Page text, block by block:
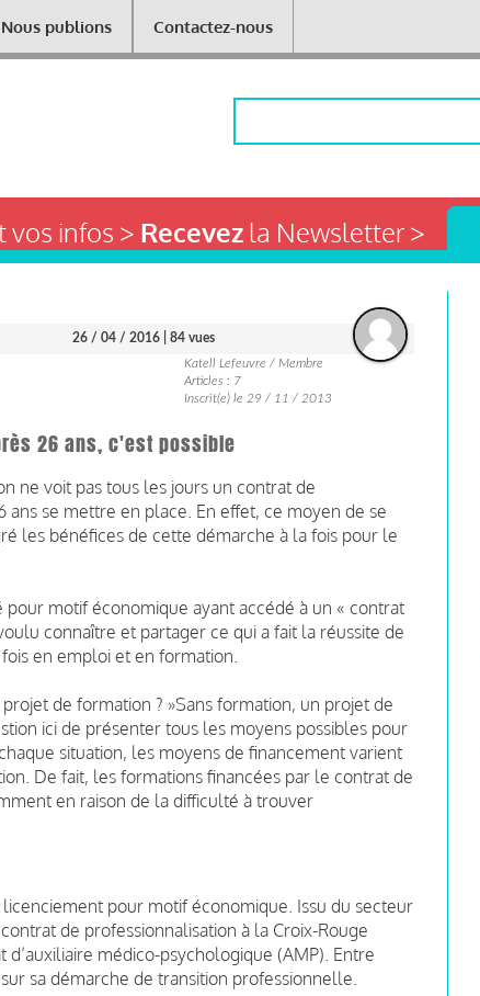
Nous publions Contactez-nous
infos > Recevezla Newsletter >
26 / 04 / 2016 | 84 vues
Katell Lefeuvre / Membre
Articles : 7
Inscrit(e) le 29 / 11 / 2013
26 ans, c'est possible
ne voit pas tous les jours un contrat de
se mettre en place. En effet, ce moyen de se
les bénéfices de cette démarche à la fois pour le
motif économique ayant accédé à un « contrat
connaître et partager ce qui a fait la réussite de
en emploi et en formation.
de formation ? »Sans formation, un projet de
ici de présenter tous les moyens possibles pour
situation, les moyens de financement varient
De fait, les formations financées par le contrat de
en raison de la difficulté à trouver
pour motif économique. Issu du secteur
de professionnalisation à la Croix-Rouge
médico-psychologique (AMP). Entre
sa démarche de transition professionnelle.